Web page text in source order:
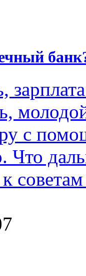
с
Что